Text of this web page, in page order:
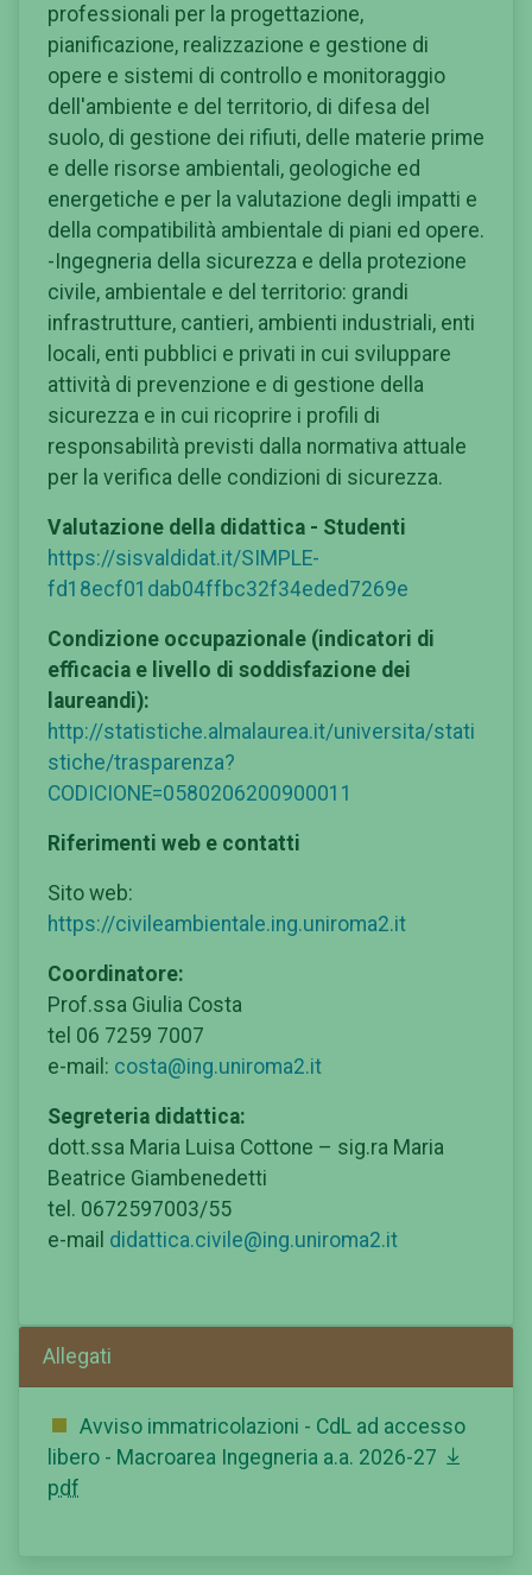
professionali per la progettazione,
pianificazione, realizzazione e gestione di
opere e sistemi di controllo e monitoraggio
dell'ambiente e del territorio, di difesa del
suolo, di gestione dei rifiuti, delle materie prime
e delle risorse ambientali, geologiche ed
energetiche e per la valutazione degli impatti e
della compatibilità ambientale di piani ed opere.
-Ingegneria della sicurezza e della protezione
civile, ambientale e del territorio: grandi
infrastrutture, cantieri, ambienti industriali, enti
locali, enti pubblici e privati in cui sviluppare
attività di prevenzione e di gestione della
sicurezza e in cui ricoprire i profili di
responsabilità previsti dalla normativa attuale
per la verifica delle condizioni di sicurezza.
Valutazione della didattica - Studenti
https://sisvaldidat.it/SIMPLE-
fd18ecf01dab04ffbc32f34eded7269e
Condizione occupazionale (indicatori di
efficacia e livello di soddisfazione dei
laureandi):
http://statistiche.almalaurea.it/universita/stati
stiche/trasparenza?
CODICIONE=0580206200900011
Riferimenti web e contatti
Sito web:
https://civileambientale.ing.uniroma2.it
Coordinatore:
Prof.ssa Giulia Costa
tel 06 7259 7007
e-mail: costa@ing.uniroma2.it
Segreteria didattica:
dott.ssa Maria Luisa Cottone – sig.ra Maria
Beatrice Giambenedetti
tel. 0672597003/55
e-mail didattica.civile@ing.uniroma2.it
Allegati
Avviso immatricolazioni - CdL ad accesso
libero - Macroarea Ingegneria a.a. 2026-27
pdf